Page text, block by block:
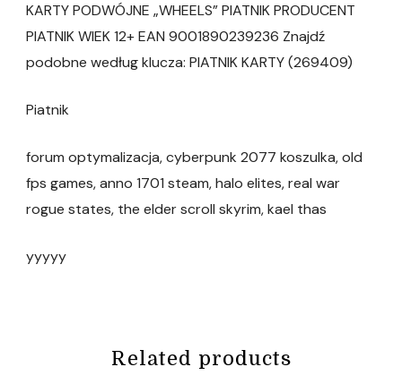
KARTY PODWÓJNE „WHEELS” PIATNIK PRODUCENT
PIATNIK WIEK 12+ EAN 9001890239236 Znajdź
podobne według klucza: PIATNIK KARTY (269409)
Piatnik
forum optymalizacja, cyberpunk 2077 koszulka, old
fps games, anno 1701 steam, halo elites, real war
rogue states, the elder scroll skyrim, kael thas
yyyyy
Related products